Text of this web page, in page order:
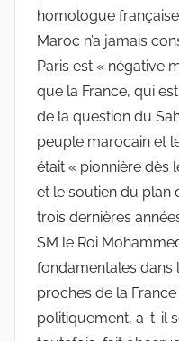
homologue
Maroc n’a jamais
Paris est « négative
que la France, qui
de la question du
peuple marocain et
était « pionnière dès
et le soutien du plan
trois dernières
SM le Roi
fondamentales dans
proches de la
politiquement, a-t-il